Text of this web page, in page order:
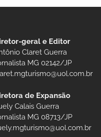
geral e Editor
Claret Guerra
MG 02142/JP
de Expansão
Calais Guerra
MG 08713/JP